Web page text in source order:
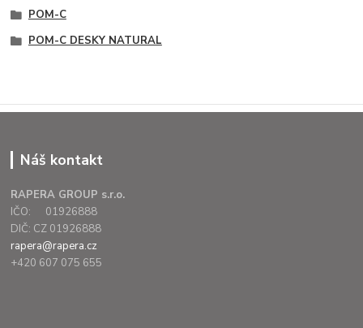
POM-C
POM-C DESKY NATURAL
Náš kontakt
RAPERA GROUP s.r.o.
IČO: 01926888
DIČ: CZ 01926888
rapera@rapera.cz
+420 607 075 655